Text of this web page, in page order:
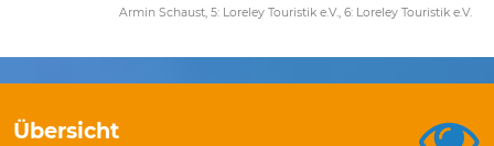
Armin Schaust, 5: Loreley Touristik e.V., 6: Loreley Touristik e.V.
Übersicht